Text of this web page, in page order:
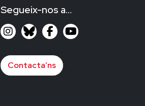
Segueix-nos a…
Contacta’ns